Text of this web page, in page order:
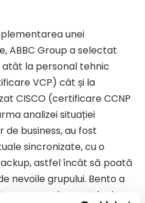
unei
ABBC Group a selectat
la personal tehnic
VCP) cât și la
CISCO (certificare CCNP
analizei situației
de business, au fost
sincronizate, cu o
astfel încât să poată
nevoile grupului. Bento a
unor elementele de